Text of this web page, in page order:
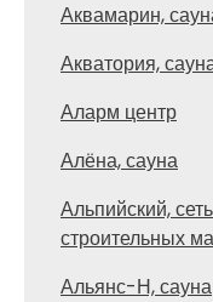
Аквамарин,
Акватория,
Аларм центр
Алёна, сауна
Альпийский,
строительных
Альянс-Н, сауна